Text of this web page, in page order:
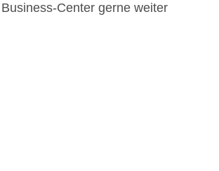
Center gerne weiter